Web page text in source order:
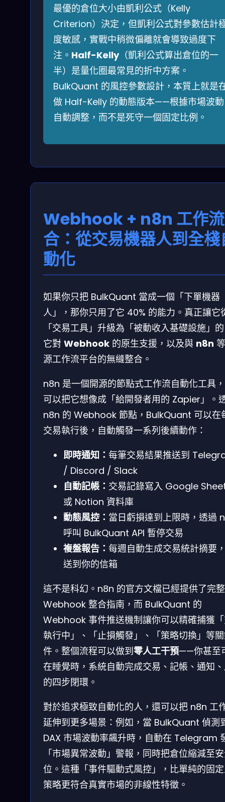
最優的倉位大小由凱利公式（Kelly
Criterion）決定，但凱利公式對參數估計
度敏感，實戰中稍微偏離就會導致過度下
注。 Half-Kelly（凱利公式算出倉位的一
半）是量化圈最常見的折中方案。
BulkQuant 的風控參數設計，本質上就是
做 Half-Kelly 的動態版本——根據市場波動
自動調整，而不是死守一個固定比例。
Webhook + n8n 工作
合：從交易機器人到全棧
動化
如果你只把 BulkQuant 當成一個「下單機器
人」，那你只用了它 40% 的能力。真正讓它
「交易工具」升級為「被動收入基礎設施」
它對 Webhook 的原生支援，以及與 n8n
源工作流平台的無縫整合。
n8n 是一個開源的節點式工作流自動化工具
可以把它想像成「給開發者用的 Zapier」。
n8n 的 Webhook 節點，BulkQuant 可以在
交易執行後，自動觸發一系列後續動作：
即時通知： 每筆交易結果推送到
/ Discord / Slack
自動記帳： 交易記錄寫入 Google
或 Notion 資料庫
動態風控： 當日虧損達到上限時，透過
呼叫 BulkQuant API 暫停交易
複盤報告： 每週自動生成交易統計摘要
送到你的信箱
這不是科幻。n8n 的官方文檔已經提供了完
Webhook 整合指南，而 BulkQuant 的
Webhook 事件推送機制讓你可以精確捕獲
執行中」、「止損觸發」、「策略切換」等
件。整個流程可以做到零人工干預——你甚至
在睡覺時，系統自動完成交易、記帳、通知
的四步閉環。
對於追求極致自動化的人，還可以把 n8n 工
延伸到更多場景：例如，當 BulkQuant 偵測
DAX 市場波動率飆升時，自動在 Telegram
「市場異常波動」警報，同時把倉位縮減至
位。這種「事件驅動式風控」，比單純的固
策略更符合真實市場的非線性特徵。